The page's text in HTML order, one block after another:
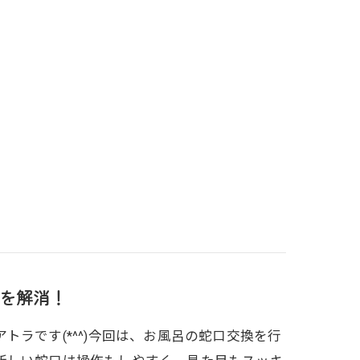
解消！
ラです(*^^)今回は、お風呂の蛇口交換を行